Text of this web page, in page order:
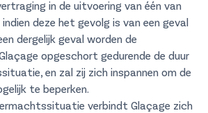
in de uitvoering van één van
deze het gevolg is van een geval
dergelijk geval worden de
opgeschort gedurende de duur
en zal zij zich inspannen om de
te beperken.
verbindt Glaçage zich